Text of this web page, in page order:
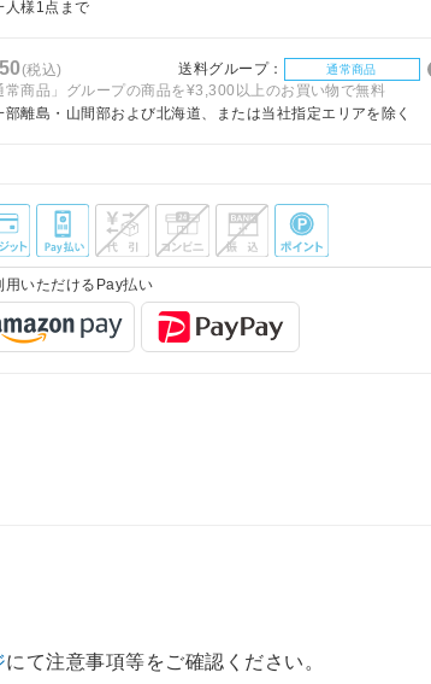
人様1点まで
(税込) 送料グループ： 通常商品
常商品」グループの商品を¥3,300以上のお買い物で無料
離島・山間部および北海道、または当社指定エリアを除く
用いただけるPay払い
にて注意事項等をご確認ください。